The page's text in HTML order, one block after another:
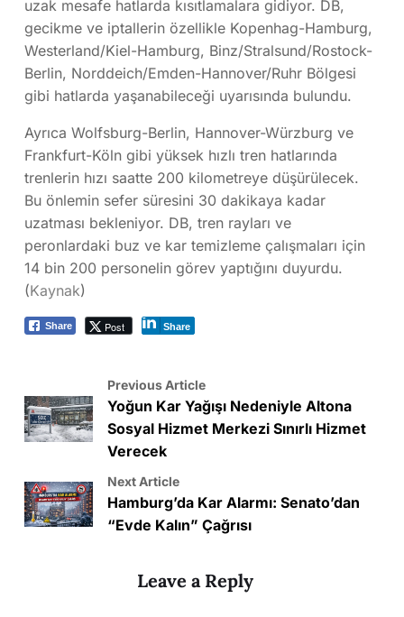
uzak mesafe hatlarda kısıtlamalara gidiyor. DB,
gecikme ve iptallerin özellikle Kopenhag-Hamburg,
Westerland/Kiel-Hamburg, Binz/Stralsund/Rostock-
Berlin, Norddeich/Emden-Hannover/Ruhr Bölgesi
gibi hatlarda yaşanabileceği uyarısında bulundu.
Ayrıca Wolfsburg-Berlin, Hannover-Würzburg ve
Frankfurt-Köln gibi yüksek hızlı tren hatlarında
trenlerin hızı saatte 200 kilometreye düşürülecek.
Bu önlemin sefer süresini 30 dakikaya kadar
uzatması bekleniyor. DB, tren rayları ve
peronlardaki buz ve kar temizleme çalışmaları için
14 bin 200 personelin görev yaptığını duyurdu.
(Kaynak)
Share Post Share
Previous Article
Yoğun Kar Yağışı Nedeniyle Altona
Sosyal Hizmet Merkezi Sınırlı Hizmet
Verecek
Next Article
Hamburg’da Kar Alarmı: Senato’dan
“Evde Kalın” Çağrısı
Leave a Reply